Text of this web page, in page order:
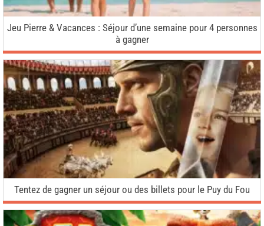
Jeu Pierre & Vacances : Séjour d’une semaine pour 4 personnes
à gagner
Tentez de gagner un séjour ou des billets pour le Puy du Fou